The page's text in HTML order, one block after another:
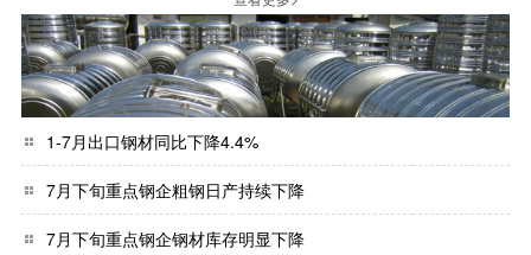
1-7月出口钢材同比下降4.4%
7月下旬重点钢企粗钢日产持续下降
7月下旬重点钢企钢材库存明显下降